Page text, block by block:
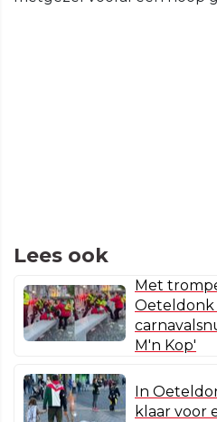
Lees ook
Met
Oeteldonk
M'n Kop'
In
klaar voor